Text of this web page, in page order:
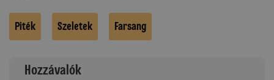
Piték Szeletek Farsang
Hozzávalók